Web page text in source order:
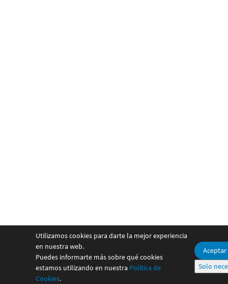
Utilizamos cookies para darte la mejor experiencia
en nuestra web.
Puedes informarte más sobre qué cookies
estamos utilizando en nuestra Política de
Cookies.
Solo